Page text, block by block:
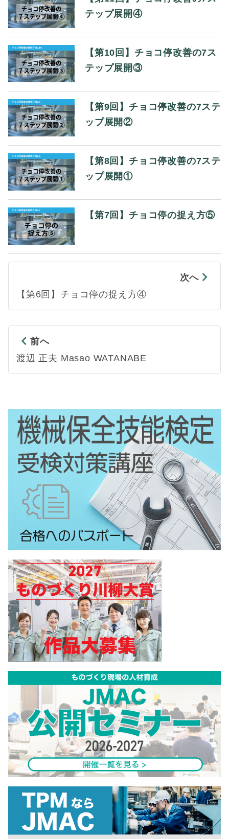
テップ展開④
【第10回】チョコ停改善の7ス
テップ展開③
【第9回】チョコ停改善の7ステ
ップ展開②
【第8回】チョコ停改善の7ステ
ップ展開①
【第7回】チョコ停の捉え方⑤
次へ
【第6回】チョコ停の捉え方④
前へ
渡辺 正夫 Masao WATANABE